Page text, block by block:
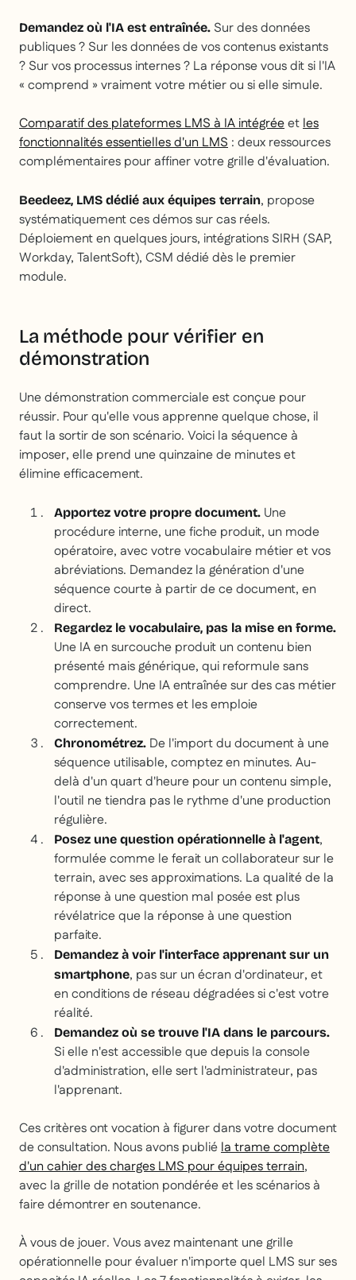
Demandez où l'IA est entraînée. Sur des données
publiques ? Sur les données de vos contenus existants
? Sur vos processus internes ? La réponse vous dit si l'IA
« comprend » vraiment votre métier ou si elle simule.
Comparatif des plateformes LMS à IA intégréeetles
fonctionnalités essentielles d'un LMS : deux ressources
complémentaires pour affiner votre grille d'évaluation.
Beedeez, LMS dédié aux équipes terrain, propose
systématiquement ces démos sur cas réels.
Déploiement en quelques jours, intégrations SIRH (SAP,
Workday, TalentSoft), CSM dédié dès le premier
module.
La méthode pour vérifier en
démonstration
Une démonstration commerciale est conçue pour
réussir. Pour qu'elle vous apprenne quelque chose, il
faut la sortir de son scénario. Voici la séquence à
imposer, elle prend une quinzaine de minutes et
élimine efficacement.
Apportez votre propre document. Une
procédure interne, une fiche produit, un mode
opératoire, avec votre vocabulaire métier et vos
abréviations. Demandez la génération d'une
séquence courte à partir de ce document, en
direct.
Regardez le vocabulaire, pas la mise en forme.
Une IA en surcouche produit un contenu bien
présenté mais générique, qui reformule sans
comprendre. Une IA entraînée sur des cas métier
conserve vos termes et les emploie
correctement.
Chronométrez. De l'import du document à une
séquence utilisable, comptez en minutes. Au-
delà d'un quart d'heure pour un contenu simple,
l'outil ne tiendra pas le rythme d'une production
régulière.
Posez une question opérationnelle à l'agent,
formulée comme le ferait un collaborateur sur le
terrain, avec ses approximations. La qualité de la
réponse à une question mal posée est plus
révélatrice que la réponse à une question
parfaite.
Demandez à voir l'interface apprenant sur un
smartphone, pas sur un écran d'ordinateur, et
en conditions de réseau dégradées si c'est votre
réalité.
Demandez où se trouve l'IA dans le parcours.
Si elle n'est accessible que depuis la console
d'administration, elle sert l'administrateur, pas
l'apprenant.
Ces critères ont vocation à figurer dans votre document
de consultation. Nous avons publiéla trame complète
d'un cahier des charges LMS pour équipes terrain,
avec la grille de notation pondérée et les scénarios à
faire démontrer en soutenance.
À vous de jouer. Vous avez maintenant une grille
opérationnelle pour évaluer n'importe quel LMS sur ses